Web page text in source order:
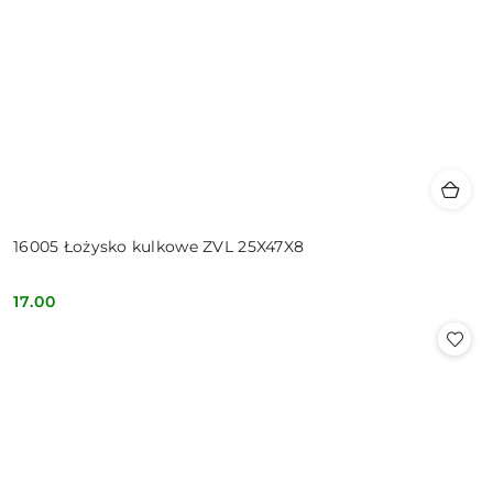
16005 Łożysko kulkowe ZVL 25X47X8
Cena:
17.00